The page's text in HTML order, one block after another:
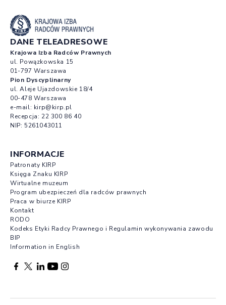
DANE TELEADRESOWE
Krajowa Izba Radców Prawnych
ul. Powązkowska 15
01-797 Warszawa
Pion Dyscyplinarny
ul. Aleje Ujazdowskie 18/4
00-478 Warszawa
e-mail: kirp@kirp.pl
Recepcja: 22 300 86 40
NIP: 5261043011
INFORMACJE
Patronaty KIRP
Księga Znaku KIRP
Wirtualne muzeum
Program ubezpieczeń dla radców prawnych
Praca w biurze KIRP
Kontakt
RODO
Kodeks Etyki Radcy Prawnego i Regulamin wykonywania zawodu
BIP
Information in English
Facebook otwierany w nowej karcie
Profil X otwierany w nowej karcie
Profil LinkedIn otwierany w nowej karcie
Profil YouTube otwierany w nowej karcie
Profil Instagram otwierany w nowej karcie